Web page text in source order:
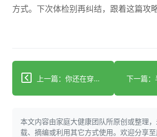
方式。下次体检别再纠结，跟着这篇攻
上一篇：你还在穿外裤坐床？百万细菌正悄悄进你家
本文内容由家庭大健康团队所原创或整理
载、摘编或利用其它方式使用。欢迎分享至